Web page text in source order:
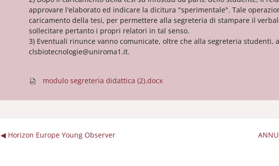
approvare l'elaborato ed indicare la dicitura "sperimentale". Tale
caricamento della tesi, per permettere alla segreteria di stampare il
sollecitare pertanto i propri relatori in tal senso.
3) Eventuali rinunce vanno comunicate, oltre che alla segreteria
clsbiotecnologie@uniroma1.it.
modulo segreteria didattica (2).docx
◀︎ Horizon Europe Young Observer